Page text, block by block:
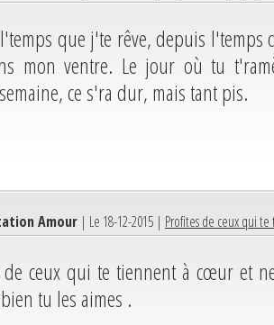
que j'te rêve, depuis
mon ventre. Le jour où tu
ce s'ra dur, mais tant pis.
Amour | Le 18-12-2015 | Profites de ceux qui
de ceux qui te tiennent à cœur et
tu les aimes .